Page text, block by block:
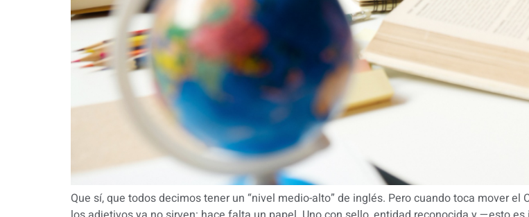
Que sí, que todos decimos tener un “nivel medio-alto” de inglés. Pero cuando toca mover